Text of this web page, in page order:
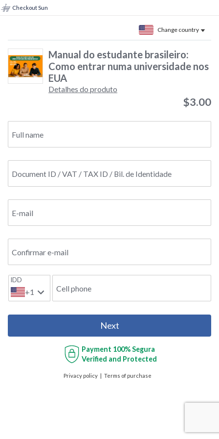
Checkout Sun
Change country
Manual do estudante brasileiro:
Como entrar numa universidade nos
EUA
Detalhes do produto
$3.00
Full name
Document ID / VAT / TAX ID / Bil. de Identidade
E-mail
Confirmar e-mail
IDD
+1 Cell phone
Next
Payment 100% Segura
Verified and Protected
Privacy policy Terms of purchase